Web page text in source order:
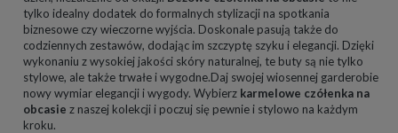
tylko idealny dodatek do formalnych stylizacji na spotkania
biznesowe czy wieczorne wyjścia. Doskonale pasują także do
codziennych zestawów, dodając im szczyptę szyku i elegancji. Dzięki
wykonaniu z wysokiej jakości skóry naturalnej, te buty są nie tylko
stylowe, ale także trwałe i wygodne.Daj swojej wiosennej garderobie
nowy wymiar elegancji i wygody. Wybierz karmelowe czółenka na
obcasie z naszej kolekcji i poczuj się pewnie i stylowo na każdym
kroku.